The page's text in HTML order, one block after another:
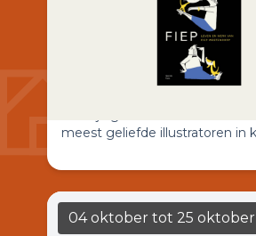
19:30
Casa
Leven en werk van Fiep
brengen Annette Portegies en
meest geliefde illustratoren in
04 oktober tot 25 oktober